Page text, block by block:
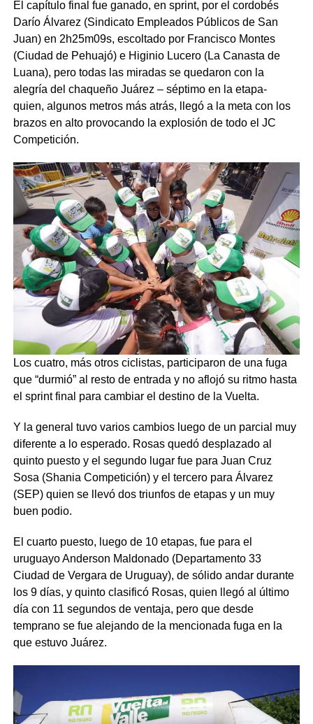
El capítulo final fue ganado, en sprint, por el cordobés
Darío Álvarez (Sindicato Empleados Públicos de San
Juan) en 2h25m09s, escoltado por Francisco Montes
(Ciudad de Pehuajó) e Higinio Lucero (La Canasta de
Luana), pero todas las miradas se quedaron con la
alegría del chaqueño Juárez – séptimo en la etapa-
quien, algunos metros más atrás, llegó a la meta con los
brazos en alto provocando la explosión de todo el JC
Competición.
Los cuatro, más otros ciclistas, participaron de una fuga
que “durmió” al resto de entrada y no aflojó su ritmo hasta
el sprint final para cambiar el destino de la Vuelta.
Y la general tuvo varios cambios luego de un parcial muy
diferente a lo esperado. Rosas quedó desplazado al
quinto puesto y el segundo lugar fue para Juan Cruz
Sosa (Shania Competición) y el tercero para Álvarez
(SEP) quien se llevó dos triunfos de etapas y un muy
buen podio.
El cuarto puesto, luego de 10 etapas, fue para el
uruguayo Anderson Maldonado (Departamento 33
Ciudad de Vergara de Uruguay), de sólido andar durante
los 9 días, y quinto clasificó Rosas, quien llegó al último
día con 11 segundos de ventaja, pero que desde
temprano se fue alejando de la mencionada fuga en la
que estuvo Juárez.